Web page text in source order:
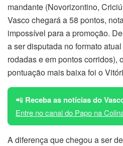
mandante (Novorizontino,
Vasco chegará a 58 pontos,
impossível para a promoção.
a ser disputada no formato
rodadas e em pontos corridos),
pontuação mais baixa foi o
📲 Receba as notícias do
Entre no canal do Papo na
A diferença que chegou a ser